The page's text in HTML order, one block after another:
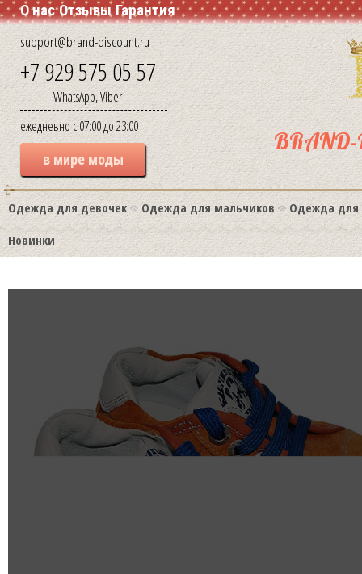
О нас Отзывы Гарантия
support@brand-discount.ru
+7 929 575 05 57
WhatsApp, Viber
ежедневно с 07:00 до 23:00
в мире моды
BRAND-
Одежда для девочек Одежда для мальчиков
Одежда для
Новинки